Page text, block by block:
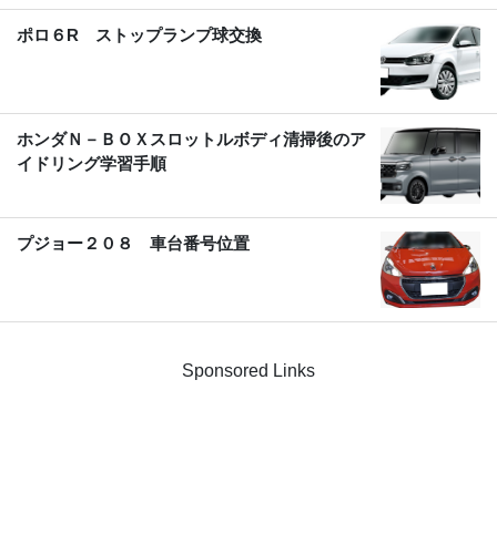
ポロ６R ストップランプ球交換
ホンダＮ－ＢＯＸスロットルボディ清掃後のア
イドリング学習手順
プジョー２０８ 車台番号位置
Sponsored Links